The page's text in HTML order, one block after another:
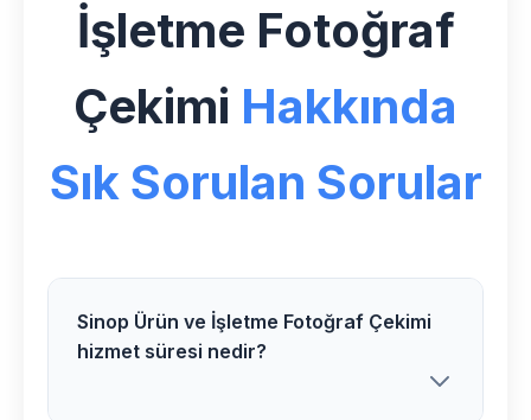
İşletme Fotoğraf
Çekimi Hakkında
Sık Sorulan Sorular
Sinop Ürün ve İşletme Fotoğraf Çekimi
hizmet süresi nedir?